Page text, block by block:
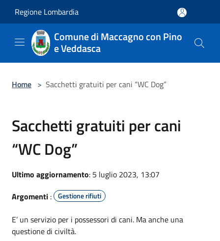
Regione Lombardia
Comune di Maccagno con Pino
e Veddasca
Home > Sacchetti gratuiti per cani “WC Dog”
Sacchetti gratuiti per cani
“WC Dog”
Ultimo aggiornamento: 5 luglio 2023, 13:07
Argomenti : Gestione rifiuti
E’ un servizio per i possessori di cani. Ma anche una
questione di civiltà.